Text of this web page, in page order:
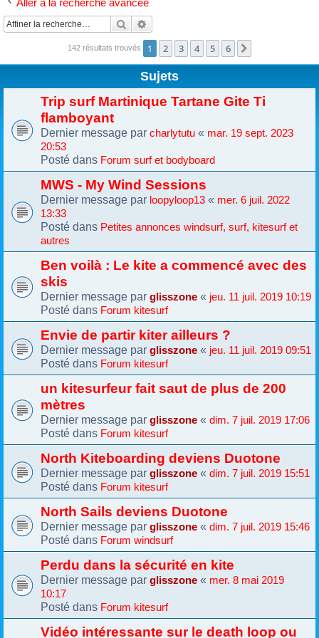
Aller à la recherche avancée
Rechercher
142 résultats trouvés 1 2 3 4 5 6
Sujets
Trip surf Martinique Tartane Gite Ti
flamboyant
Dernier message par charlytutu « mar. 19 sept. 2023
20:53
Posté dans Forum surf et bodyboard
MWS - My Wind Sessions
Dernier message par loopyloop13 « mer. 6 juil. 2022
13:33
Posté dans Petites annonces windsurf, surf, kitesurf et
autres
Ben voilà : Le kite a commencé avec des
skis
Dernier message par glisszone « jeu. 11 juil. 2019 10:19
Posté dans Forum kitesurf
Envie de partir kiter ailleurs ?
Dernier message par glisszone « jeu. 11 juil. 2019 09:51
Posté dans Forum kitesurf
un kitesurfeur fait saut de plus de 200
mètres
Dernier message par glisszone « dim. 7 juil. 2019 17:06
Posté dans Forum kitesurf
North Kiteboarding deviens Duotone
Dernier message par glisszone « dim. 7 juil. 2019 15:51
Posté dans Forum kitesurf
North Sails deviens Duotone
Dernier message par glisszone « dim. 7 juil. 2019 15:46
Posté dans Forum windsurf
Perdu dans la sécurité en kite
Dernier message par glisszone « mer. 8 mai 2019
10:17
Posté dans Forum kitesurf
Vidéo intéressante sur le death loop ou